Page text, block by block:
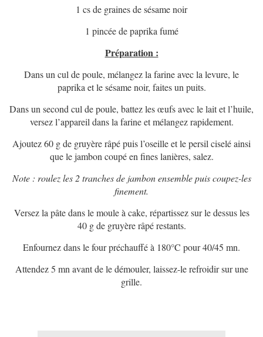
1 cs de graines de sésame noir
1 pincée de paprika fumé
Préparation :
Dans un cul de poule, mélangez la farine avec la levure, le
paprika et le sésame noir, faites un puits.
Dans un second cul de poule, battez les œufs avec le lait et l’huile,
versez l’appareil dans la farine et mélangez rapidement.
Ajoutez 60 g de gruyère râpé puis l’oseille et le persil ciselé ainsi
que le jambon coupé en fines lanières, salez.
Note : roulez les 2 tranches de jambon ensemble puis coupez-les
finement.
Versez la pâte dans le moule à cake, répartissez sur le dessus les
40 g de gruyère râpé restants.
Enfournez dans le four préchauffé à 180°C pour 40/45 mn.
Attendez 5 mn avant de le démouler, laissez-le refroidir sur une
grille.